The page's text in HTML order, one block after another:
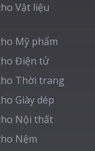
Vật liệu
Mỹ phẩm
Điện tử
Thời trang
Giày dép
Nội thất
Nệm